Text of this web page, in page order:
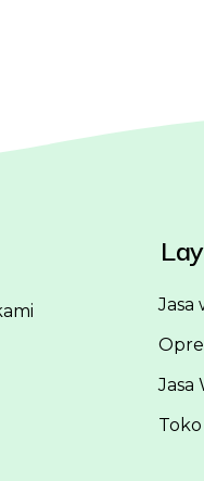
Jasa
Jasa